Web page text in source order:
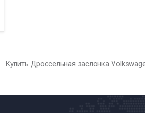
Купить Дроссельная заслонка